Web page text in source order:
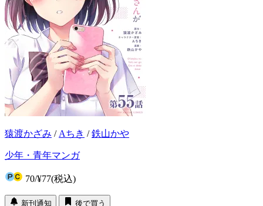
猿渡かざみ / Aちき /鉄山かや
少年・青年マンガ
70/¥77(税込)
新刊通知
後で買う